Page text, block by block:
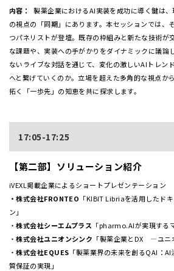
内容：
製薬企業におけるAI実装を成功に導く鍵は
の視点の「同期」にあります。本セッションでは、
つパネリストが登壇。既存の枠組みと新たな技術が
な課題や、実装への手がかりをダイナミックに議論
ないライブな対話を通じて、変化の激しいAIトレン
へと繋げていくのか。立場を超えた多角的な視点か
拓く「一歩先」の知恵を共に探求します。
17:05-17:25
【第二部】ソリューション紹介
iVEXL掲載企業によるショートプレゼンテーション
・株式会社FRONTEO 「KIBIT Libriaを活用したド
ン」
・株式会社シーエムプラス 「pharmo.AIが実現する
・株式会社ユニオンシンク 「製薬企業とDX ―ユニ
・株式会社EQUES 「製薬業界の未来を創るQAI：
質保証の実現」